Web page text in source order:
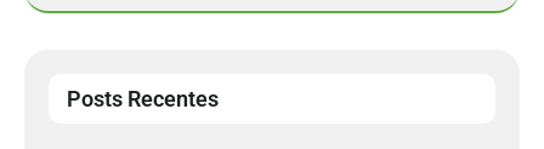
Posts Recentes